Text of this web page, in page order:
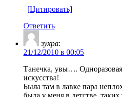
[Цитировать]
Ответить
зухра:
21/12/2010 в 00:05
Танечка, увы…. Одноразовая
искусства!
Была там в лавке пара
была у меня в детстве,